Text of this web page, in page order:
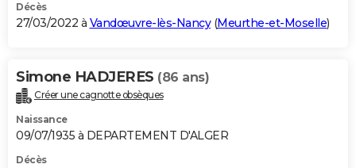
Décès
27/03/2022 à Vandœuvre-lès-Nancy(Meurthe-et-Moselle)
Simone HADJERES (86 ans)
Créer une cagnotte obsèques
Naissance
09/07/1935 à DEPARTEMENT D'ALGER
Décès